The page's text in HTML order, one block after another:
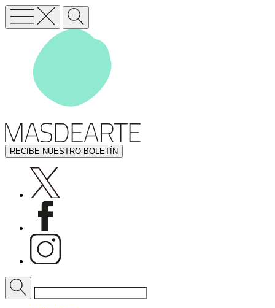
RECIBE NUESTRO BOLETÍN